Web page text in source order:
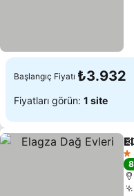
Başlangıç Fiyatı ₺3.932
Fiyatları görün: 1 site
1